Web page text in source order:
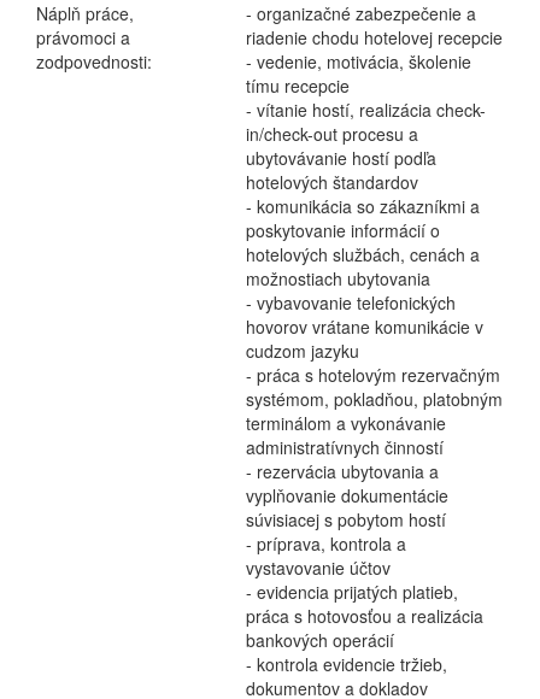
Náplň práce,
právomoci a
zodpovednosti:
- organizačné zabezpečenie a
riadenie chodu hotelovej recepcie
- vedenie, motivácia, školenie
tímu recepcie
- vítanie hostí, realizácia check-
in/check-out procesu a
ubytovávanie hostí podľa
hotelových štandardov
- komunikácia so zákazníkmi a
poskytovanie informácií o
hotelových službách, cenách a
možnostiach ubytovania
- vybavovanie telefonických
hovorov vrátane komunikácie v
cudzom jazyku
- práca s hotelovým rezervačným
systémom, pokladňou, platobným
terminálom a vykonávanie
administratívnych činností
- rezervácia ubytovania a
vyplňovanie dokumentácie
súvisiacej s pobytom hostí
- príprava, kontrola a
vystavovanie účtov
- evidencia prijatých platieb,
práca s hotovosťou a realizácia
bankových operácií
- kontrola evidencie tržieb,
dokumentov a dokladov